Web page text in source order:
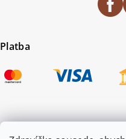
Platba
Certifikace